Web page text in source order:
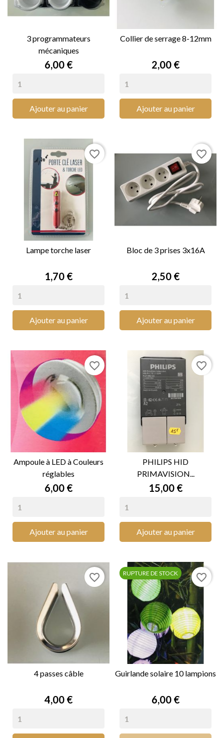
3 programmateurs
mécaniques
Prix
6,00 €
Ajouter au panier
Collier de serrage 8-12mm
Prix
2,00 €
Ajouter au panier
Lampe torche laser
Prix
1,70 €
Ajouter au panier
favorite_border
Bloc de 3 prises 3x16A
Prix
2,50 €
Ajouter au panier
favorite_border
Ampoule à LED à Couleurs
réglables
Prix
6,00 €
Ajouter au panier
favorite_border
PHILIPS HID
PRIMAVISION...
Prix
15,00 €
Ajouter au panier
favorite_border
4 passes câble
Prix
4,00 €
favorite_border
Guirlande solaire 10 lampions
Prix
6,00 €
RUPTURE DE STOCK favorite_border